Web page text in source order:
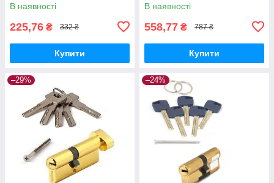
В наявності
225,76 ₴ 332 ₴
Купити
В наявності
558,77 ₴ 787 ₴
Купити
–29% –24%